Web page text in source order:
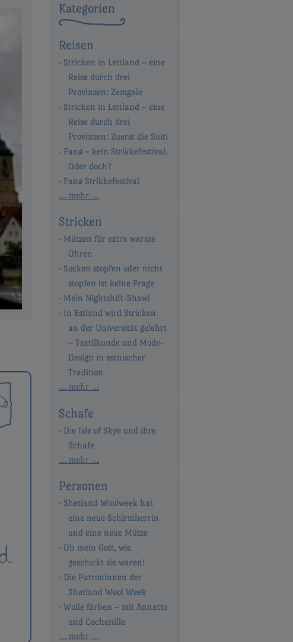
Kategorien
Reisen
Stricken in Lettland – eine
Reise durch drei
Provinzen: Zemgale
Stricken in Lettland – eine
Reise durch drei
Provinzen: Zuerst die Suiti
Fanø – kein Strikkefestival.
Oder doch?
Fanø Strikkefestival
… mehr …
Stricken
Mützen für extra warme
Ohren
Socken stopfen oder nicht
stopfen ist keine Frage
Mein Nightshift-Shawl
In Estland wird Stricken
an der Universität gelehrt
– Textilkunde und Mode-
Design in estnischer
Tradition
… mehr …
Schafe
Die Isle of Skye und ihre
Schafe
… mehr …
Personen
Shetland Woolweek hat
eine neue Schirmherrin
und eine neue Mütze
Oh mein Gott, wie
geschickt sie waren!
Die Patroninnen der
Shetland Wool Week
Wolle färben – mit Annatto
und Cochenille
… mehr …